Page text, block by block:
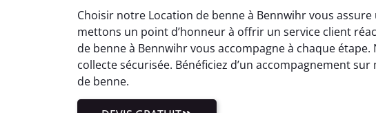
Choisir notre Location de benne à Bennwihr vous
mettons un point d’honneur à offrir un service client
de benne à Bennwihr vous accompagne à chaque
collecte sécurisée. Bénéficiez d’un accompagnement
de benne.